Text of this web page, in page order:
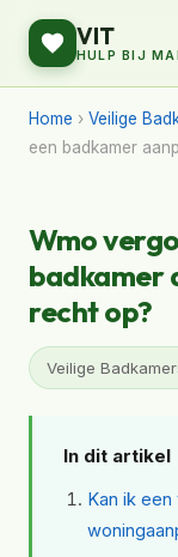
VIT
HULP BIJ
Home › Veilige
een badkamer
Wmo
badkamer
recht op?
Veilige
In dit artikel
Kan ik